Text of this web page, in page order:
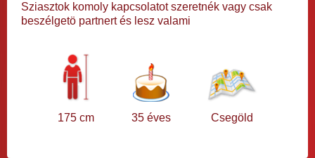
Sziasztok komoly kapcsolatot szeretnék vagy csak
beszélgetö partnert és lesz valami
175 cm 35 éves Csegöld